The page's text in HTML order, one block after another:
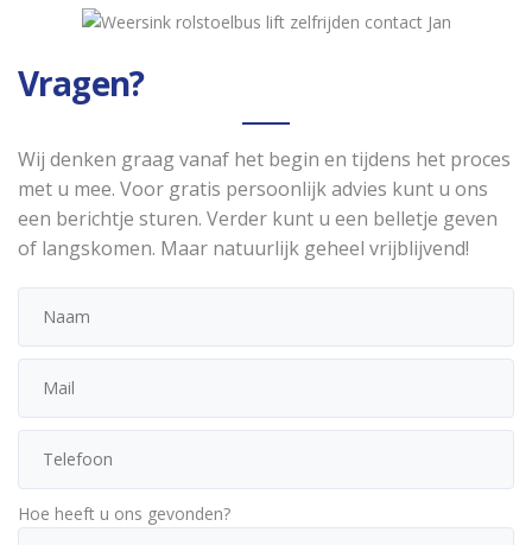
Vragen?
Wij denken graag vanaf het begin en tijdens het proces
met u mee. Voor gratis persoonlijk advies kunt u ons
een berichtje sturen. Verder kunt u een belletje geven
of langskomen. Maar natuurlijk geheel vrijblijvend!
Hoe heeft u ons gevonden?